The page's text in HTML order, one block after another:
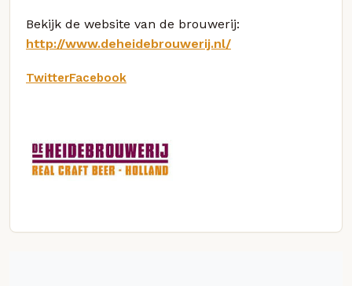
Bekijk de website van de brouwerij:
http://www.deheidebrouwerij.nl/
TwitterFacebook